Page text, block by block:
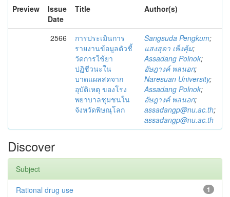
Preview
Issue
Date
Title Author(s)
2566
การประเมินการ
รายงานข้อมูลตัวชี้
วัดการใช้ยา
ปฏิชีวนะใน
บาดแผลสดจาก
อุบัติเหตุ ของโรง
พยาบาลชุมชนใน
จังหวัดพิษณุโลก
Sangsuda Pengkum;
แสงสุดา เพ็งคุ้ม;
Assadang Polnok;
อัษฎางค์ พลนอก;
Naresuan University;
Assadang Polnok;
อัษฎางค์ พลนอก;
assadangp@nu.ac.th;
assadangp@nu.ac.th
Discover
Subject
1
Rational drug use